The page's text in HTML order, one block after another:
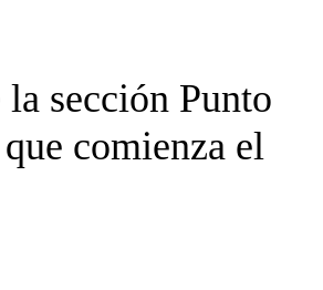
sección Punto
comienza el